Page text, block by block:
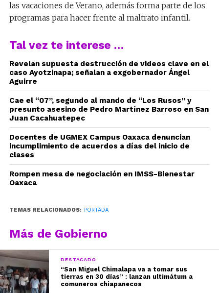
las vacaciones de Verano, además forma parte de los
programas para hacer frente al maltrato infantil.
Tal vez te interese …
Revelan supuesta destrucción de videos clave en el
caso Ayotzinapa; señalan a exgobernador Ángel
Aguirre
Cae el “07”, segundo al mando de “Los Rusos” y
presunto asesino de Pedro Martínez Barroso en San
Juan Cacahuatepec
Docentes de UGMEX Campus Oaxaca denuncian
incumplimiento de acuerdos a días del inicio de
clases
Rompen mesa de negociación en IMSS-Bienestar
Oaxaca
TEMAS RELACIONADOS: PORTADA
Más de Gobierno
DESTACADO
“San Miguel Chimalapa va a tomar sus
tierras en 30 días” : lanzan ultimátum a
comuneros chiapanecos